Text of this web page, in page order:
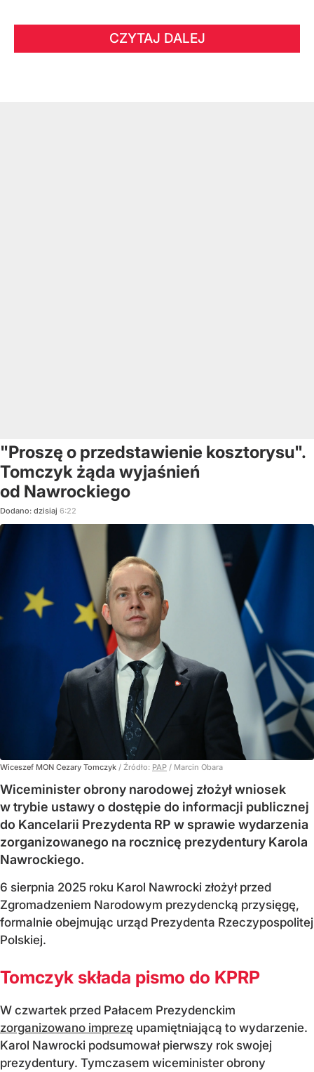
CZYTAJ DALEJ
"Proszę o przedstawienie kosztorysu".
Tomczyk żąda wyjaśnień
od Nawrockiego
Dodano: dzisiaj 6:22
Wiceszef MON Cezary Tomczyk / Źródło: PAP / Marcin Obara
Wiceminister obrony narodowej złożył wniosek
w trybie ustawy o dostępie do informacji publicznej
do Kancelarii Prezydenta RP w sprawie wydarzenia
zorganizowanego na rocznicę prezydentury Karola
Nawrockiego.
6 sierpnia 2025 roku Karol Nawrocki złożył przed
Zgromadzeniem Narodowym prezydencką przysięgę,
formalnie obejmując urząd Prezydenta Rzeczypospolitej
Polskiej.
Tomczyk składa pismo do KPRP
W czwartek przed Pałacem Prezydenckim
zorganizowano imprezę upamiętniającą to wydarzenie.
Karol Nawrocki podsumował pierwszy rok swojej
prezydentury. Tymczasem wiceminister obrony